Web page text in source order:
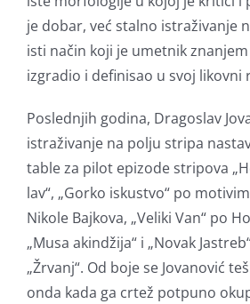
je dobar, već stalno istraživanje
isti način koji je umetnik
izgradio i definisao u svoj likovni
Poslednjih godina, Dragoslav
istraživanje na polju stripa
table za pilot epizode stripova
lav“, „Gorko iskustvo“ po
Nikole Bajkova, „Veliki Van“ po
„Musa akindžija“ i „Novak
„Žrvanj“. Od boje se Jovanović
onda kada ga crtež potpuno